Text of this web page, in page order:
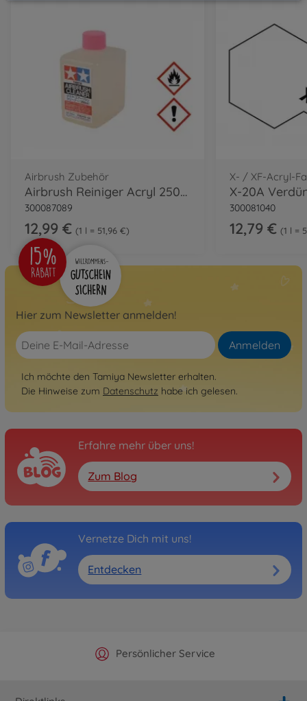
Airbrush Zubehör
Airbrush Reiniger Acryl 250ml Tamiya
300087089
12,99 € 1 l = 51,96 €
X- / XF-Acryl-
300081040
12,79 € 1 l =
Hier zum Newsletter anmelden!
Anmelden
Ich möchte den Tamiya Newsletter erhalten.
Die Hinweise zum Datenschutz habe ich gelesen.
Erfahre mehr über uns!
Zum Blog
Vernetze Dich mit uns!
Entdecken
Offizieller Hersteller Shop
Persönlicher Service
Versandkostenfrei ab 25€
Schnelle Lieferung